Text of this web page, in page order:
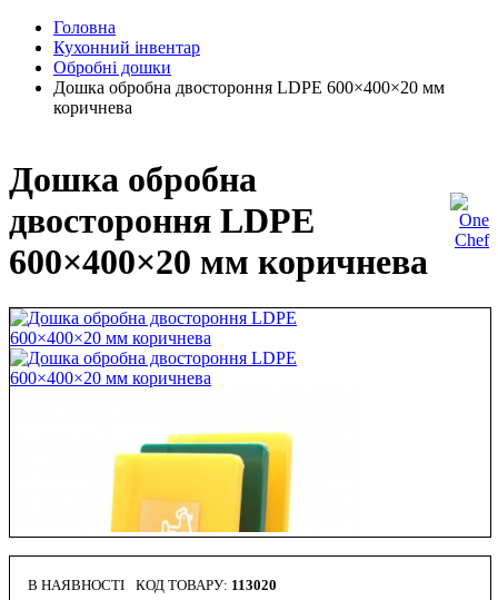
Головна
Кухонний інвентар
Обробні дошки
Дошка обробна двостороння LDPE 600×400×20 мм
коричнева
Дошка обробна
двостороння LDPE
600×400×20 мм коричнева
В НАЯВНОСТІ 113020